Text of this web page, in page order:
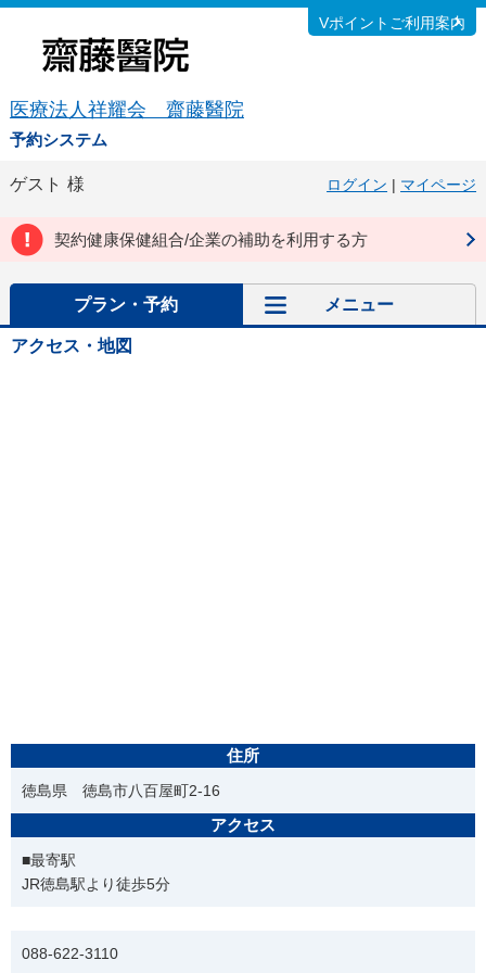
医療法人祥耀会 齋藤醫院
予約システム
Vポイントご利用案内
ゲスト 様 ログイン | マイページ
契約健康保健組合/企業の補助を利用する方
プラン・予約 メニュー
アクセス・地図
住所
徳島県 徳島市八百屋町2-16
アクセス
■最寄駅
JR徳島駅より徒歩5分
088-622-3110